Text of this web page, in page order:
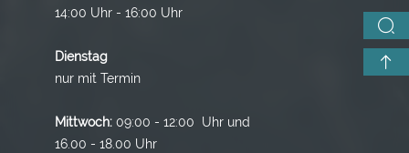
14:00 Uhr - 16:00 Uhr
Dienstag
nur mit Termin
Mittwoch: 09:00 - 12:00 Uhr und
16.00 - 18.00 Uhr